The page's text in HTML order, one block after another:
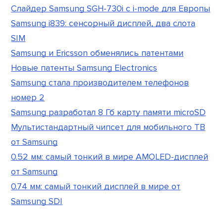
Слайдер Samsung SGH-730i с i-mode для Европы
Samsung i839: сенсорный дисплей, два слота
SIM
Samsung и Ericsson обменялись патентами
Новые патенты Samsung Electronics
Samsung стала производителем телефонов
номер 2
Samsung разработал 8 Гб карту памяти microSD
Мультистандартный чипсет для мобильного ТВ
от Samsung
0.52 мм: самый тонкий в мире AMOLED-дисплей
от Samsung
0.74 мм: самый тонкий дисплей в мире от
Samsung SDI